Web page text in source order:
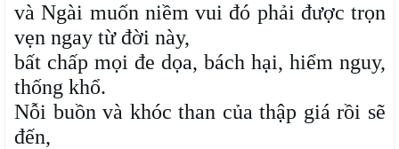
và Ngài muốn niềm vui đó phải được trọn
vẹn ngay từ đời này,
bất chấp mọi đe dọa, bách hại, hiểm nguy,
thống khổ.
Nỗi buồn và khóc than của thập giá rồi sẽ
đến,